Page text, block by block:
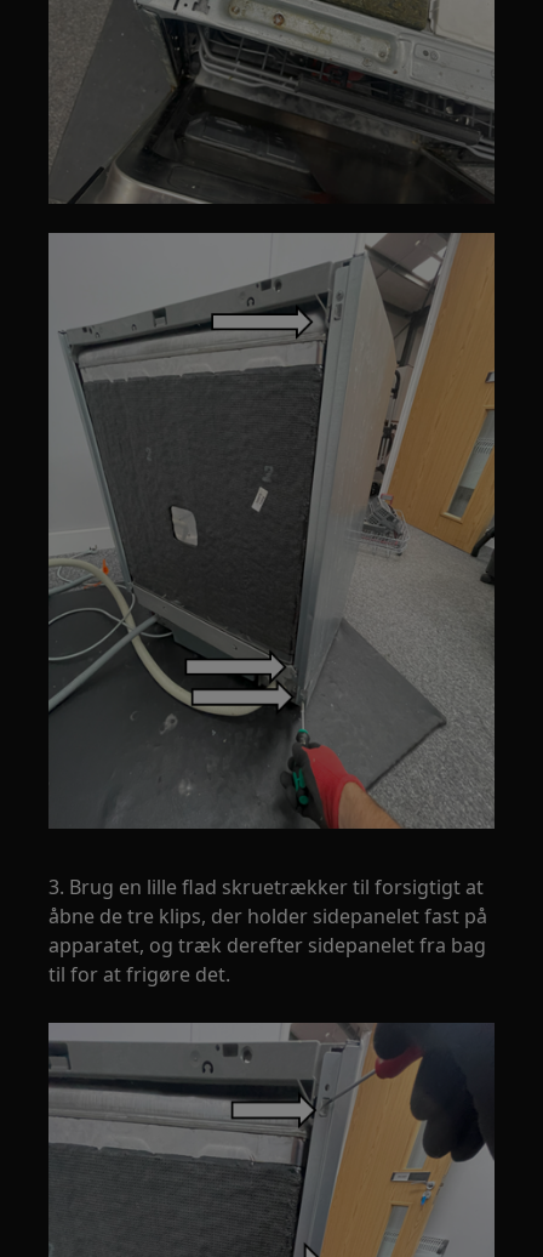
3. Brug en lille flad skruetrækker til forsigtigt at
åbne de tre klips, der holder sidepanelet fast på
apparatet, og træk derefter sidepanelet fra bag
til for at frigøre det.